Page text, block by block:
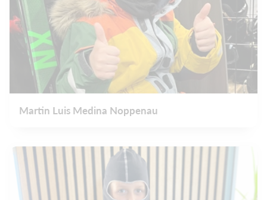
Martin Luis Medina Noppenau